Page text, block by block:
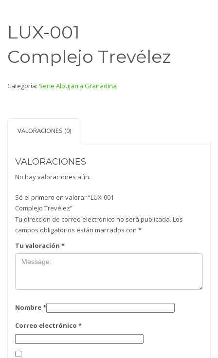
LUX-001
Complejo Trevélez
Categoría: Serie Alpujarra Granadina
VALORACIONES (0)
VALORACIONES
No hay valoraciones aún.
Sé el primero en valorar “LUX-001
Complejo Trevélez”
Tu dirección de correo electrónico no será publicada. Los
campos obligatorios están marcados con *
Tu valoración *
Nombre*
Correo electrónico *